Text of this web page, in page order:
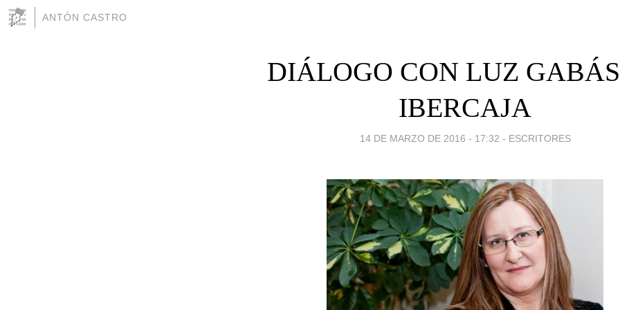
ANTÓN CASTRO
DIÁLOGO CON LUZ
IBERCAJA
14 DE MARZO DE 2016 - 17:32 - ESCRITORES